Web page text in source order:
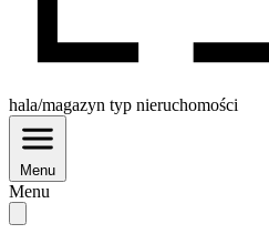
hala/magazyn typ nieruchomości
Menu
Menu